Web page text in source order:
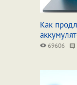
Как
69606